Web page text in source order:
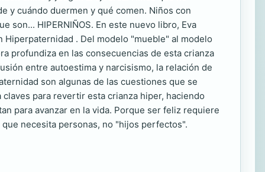
y cuándo duermen y qué comen. Niños con
son... HIPERNIÑOS. En este nuevo libro, Eva
. Del modelo "mueble" al modelo
profundiza en las consecuencias de esta crianza
entre autoestima y narcisismo, la relación de
son algunas de las cuestiones que se
para revertir esta crianza hiper, haciendo
para avanzar en la vida. Porque ser feliz requiere
necesita personas, no "hijos perfectos".